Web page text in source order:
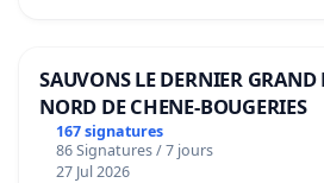
SAUVONS LE DERNIER GRAND
NORD DE CHENE-BOUGERIES
167 signatures
86 Signatures / 7 jours
27 Jul 2026